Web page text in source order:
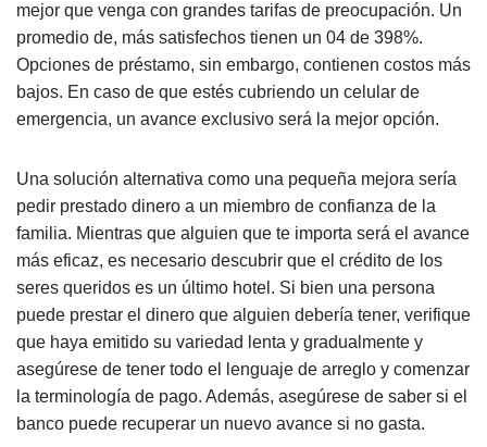
mejor que venga con grandes tarifas de preocupación. Un
promedio de, más satisfechos tienen un 04 de 398%.
Opciones de préstamo, sin embargo, contienen costos más
bajos. En caso de que estés cubriendo un celular de
emergencia, un avance exclusivo será la mejor opción.
Una solución alternativa como una pequeña mejora sería
pedir prestado dinero a un miembro de confianza de la
familia. Mientras que alguien que te importa será el avance
más eficaz, es necesario descubrir que el crédito de los
seres queridos es un último hotel. Si bien una persona
puede prestar el dinero que alguien debería tener, verifique
que haya emitido su variedad lenta y gradualmente y
asegúrese de tener todo el lenguaje de arreglo y comenzar
la terminología de pago. Además, asegúrese de saber si el
banco puede recuperar un nuevo avance si no gasta.